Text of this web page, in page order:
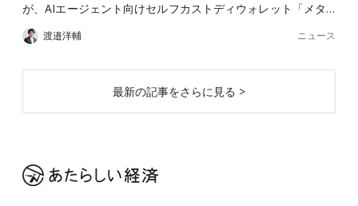
が、AIエージェント向けセルフカストディウォレット「メタ…
渡邉洋輔 ニュース
最新の記事をさらに見る >